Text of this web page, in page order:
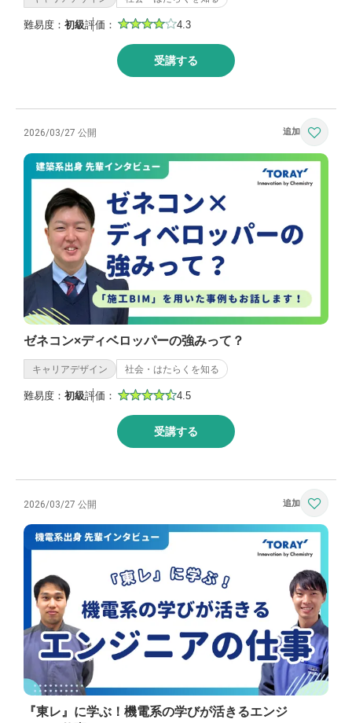
難易度： 初級評価： 4.3
受講する
2026/03/27 公開
ゼネコン×ディベロッパーの強みって？
キャリアデザイン 社会・はたらくを知る
難易度： 初級評価： 4.5
受講する
2026/03/27 公開
『東レ』に学ぶ！機電系の学びが活きるエンジ